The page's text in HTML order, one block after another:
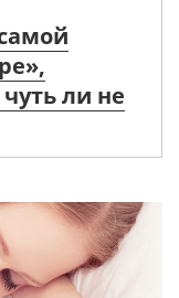
ли не